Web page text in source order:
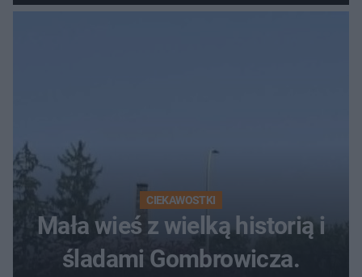
szczyt Gór Świętokrzyskich
CIEKAWOSTKI
Mała wieś z wielką historią i
śladami Gombrowicza.